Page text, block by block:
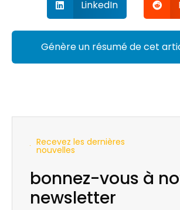
LinkedIn
Génère un résumé de cet
Recevez les dernières
nouvelles
bonnez-vous à
newsletter